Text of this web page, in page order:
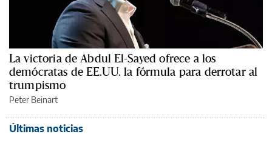
La victoria de Abdul El-Sayed ofrece a los
demócratas de EE.UU. la fórmula para derrotar al
trumpismo
Peter Beinart
Últimas noticias